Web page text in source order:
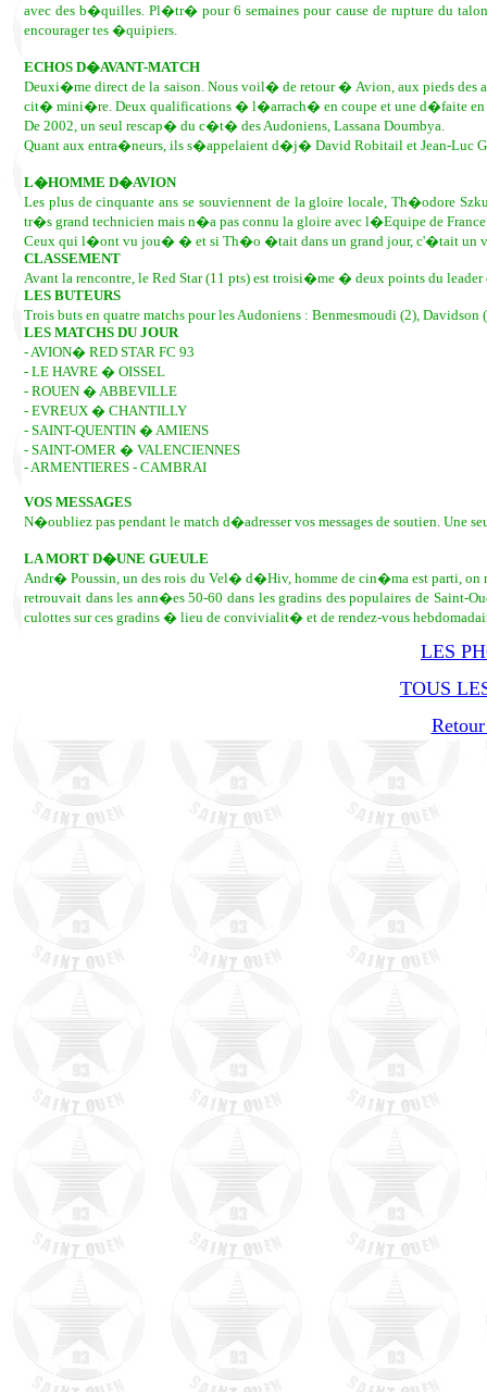
avec des b�quilles. Pl�tr� pour 6 semaines pour cause de rupture du
encourager tes �quipiers.
ECHOS D�AVANT-MATCH
Deuxi�me direct de la saison. Nous voil� de retour � Avion, aux pieds des
cit� mini�re. Deux qualifications � l�arrach� en coupe et une d�faite en
De 2002, un seul rescap� du c�t� des Audoniens, Lassana Doumbya.
Quant aux entra�neurs, ils s�appelaient d�j� David Robitail et Jean-Luc
L�HOMME D�AVION
Les plus de cinquante ans se souviennent de la gloire locale, Th�odore
tr�s grand technicien mais n�a pas connu la gloire avec l�Equipe de
Ceux qui l�ont vu jou� � et si Th�o �tait dans un grand jour, c'�tait un
CLASSEMENT
Avant la rencontre, le Red Star (11 pts) est troisi�me � deux points du
LES BUTEURS
Trois buts en quatre matchs pour les Audoniens : Benmesmoudi (2),
LES MATCHS DU JOUR
- AVION� RED STAR FC 93
- LE HAVRE � OISSEL
- ROUEN � ABBEVILLE
- EVREUX � CHANTILLY
- SAINT-QUENTIN � AMIENS
- SAINT-OMER � VALENCIENNES
- ARMENTIERES - CAMBRAI
VOS MESSAGES
N�oubliez pas pendant le match d�adresser vos messages de soutien. Une
LA MORT D�UNE GUEULE
Andr� Poussin, un des rois du Vel� d�Hiv, homme de cin�ma est parti,
retrouvait dans les ann�es 50-60 dans les gradins des populaires de Saint-
culottes sur ces gradins � lieu de convivialit� et de rendez-vous
LES
TOUS